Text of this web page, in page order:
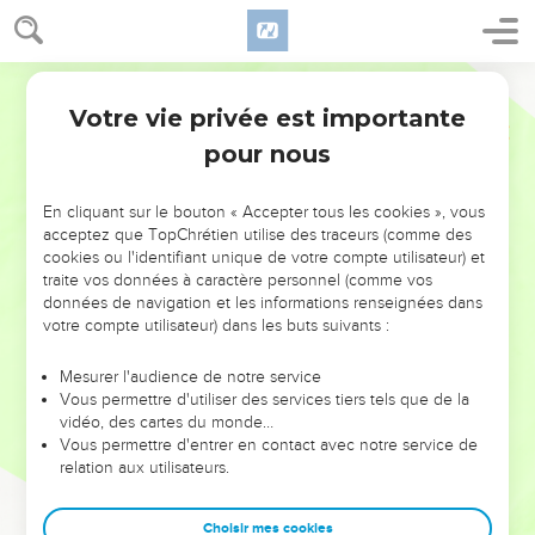
NE MANQUEZ PAS L’ÉVÉNEMENT
DE L’ANNÉE !
ET SI LEURS ERREURS POUVAIENT VOUS ÉVITER LES
VOTRES ?
leur foi ou leur vision. Mais on voit moins les doutes, les erreurs
et les saisons difficiles qu'ils ont traversés, alors même que ce
sont elles qui les ont façonnés.
Dans cette conférence, leaders, entrepreneurs, et responsables
clés pour avancer avec plus de sagesse afin que leurs erreurs
Votre vie privée est importante
pour nous
En cliquant sur le bouton « Accepter tous les cookies », vous
acceptez que TopChrétien utilise des traceurs (comme des
cookies ou l'identifiant unique de votre compte utilisateur) et
traite vos données à caractère personnel (comme vos
données de navigation et les informations renseignées dans
votre compte utilisateur) dans les buts suivants :
Mesurer l'audience de notre service
Vous permettre d'utiliser des services tiers tels que de la
vidéo, des cartes du monde…
Vous permettre d'entrer en contact avec notre service de
relation aux utilisateurs.
Choisir mes cookies